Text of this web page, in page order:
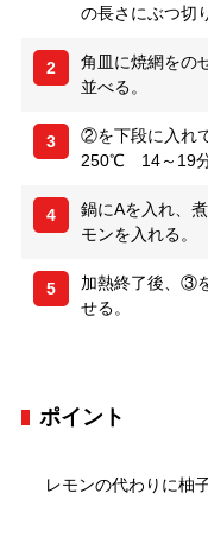
の長さにぶつ切
2
角皿に焼網をの
並べる。
3
②を下段に入れ
250℃ 14～19分
4
鍋にAを入れ、
モンを入れる。
5
加熱終了後、③
せる。
ポイント
レモンの代わりに柚